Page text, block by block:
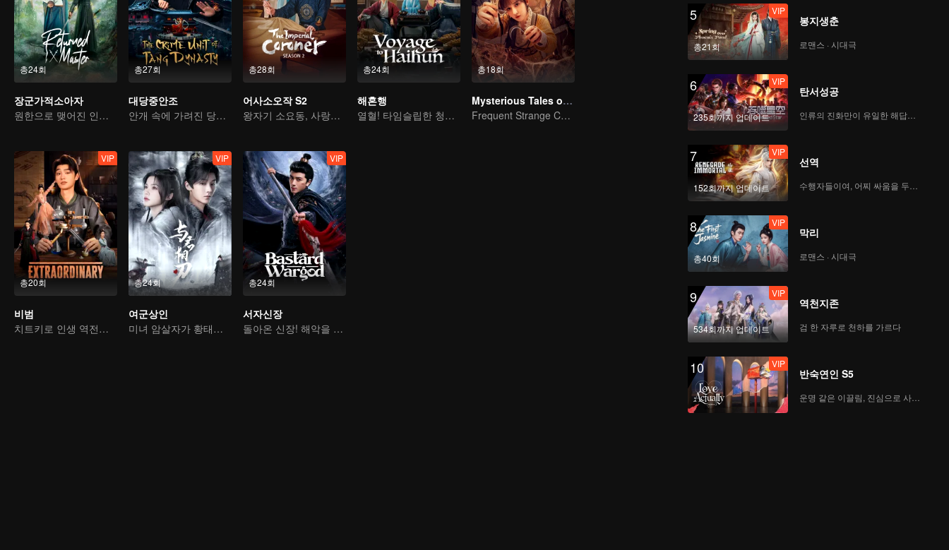
총24회
장군가적소아자
원한으로 맺어진 인연, 우정이 족쇄가 되다
총27회
대당중안조
안개 속에 가려진 당나라, 사건 조사로 위태로운 판국을 뒤엎는다!
총28회
어사소오작 S2
왕자기 소요동, 사랑과 수사
총24회
해혼행
열혈! 타임슬립한 청년, 폐위된 황제의 운명을 바꾼다
총18회
Mysterious Tales of Chang'An
Frequent Strange Cases in Chang'an! Only For The Daring People
총20회
VIP
비범
치트키로 인생 역전하는 방탕아
총24회
VIP
여군상인
미녀 암살자가 황태자의 마음을 사로잡는다
총24회
VIP
서자신장
돌아온 신장! 해악을 제거하고 참사랑을 얻다
5
총21회
VIP
봉지생춘
로맨스 · 시대극
6
235회까지 업데이트
VIP
탄서성공
인류의 진화만이 유일한 해답이다
7
152회까지 업데이트
VIP
선역
8
총40회
VIP
막리
로맨스 · 시대극
9
534회까지 업데이트
VIP
역천지존
검 한 자루로 천하를 가르다
10 VIP
반숙연인 S5
운명 같은 이끌림, 진심으로 사랑하다